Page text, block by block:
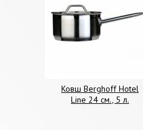
Ковш Berghoff Hotel
Line 24 см., 5 л.